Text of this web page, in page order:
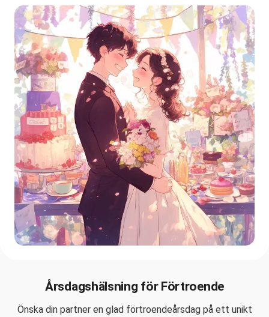
Årsdagshälsning för Förtroende
Önska din partner en glad förtroendeårsdag på ett unikt